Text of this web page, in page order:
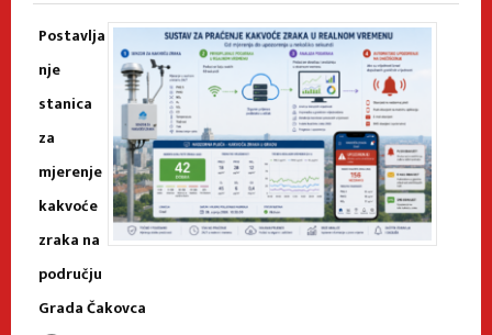
Postavlja
nje
stanica
za
mjerenje
kakvoće
zraka na
području
Grada Čakovca